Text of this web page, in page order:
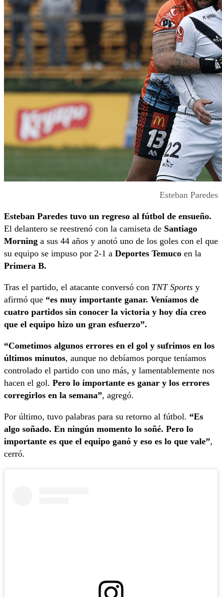
Esteban Paredes
Esteban Paredes tuvo un regreso al fútbol de ensueño.
El delantero se reestrenó con la camiseta de Santiago
Morning a sus 44 años y anotó uno de los goles con el que
su equipo se impuso por 2-1 a Deportes Temuco en la
Primera B.
Tras el partido, el atacante conversó con TNT Sports y
afirmó que “es muy importante ganar. Veníamos de
cuatro partidos sin conocer la victoria y hoy día creo
que el equipo hizo un gran esfuerzo”.
“Cometimos algunos errores en el gol y sufrimos en los
últimos minutos, aunque no debíamos porque teníamos
controlado el partido con uno más, y lamentablemente nos
hacen el gol. Pero lo importante es ganar y los errores
corregirlos en la semana”, agregó.
Por último, tuvo palabras para su retorno al fútbol. “Es
algo soñado. En ningún momento lo soñé. Pero lo
importante es que el equipo ganó y eso es lo que vale”,
cerró.